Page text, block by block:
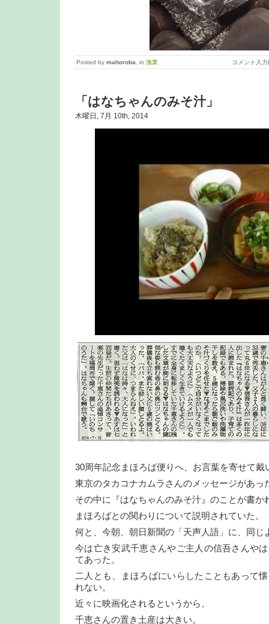
Posted by mahoroba , in 漁業 コメント入力
「はなちゃんのみそ汁」
木曜日, 7月 10th, 2014
30周年記念まほろば便りへ、お言葉を寄せて戴
東京のタカコナカムラさんのメッセージがあっ
その中に『はなちゃんのみそ汁』のことが書か
まほろばとの関わりについて説明されていた。
何と、今朝、朝日新聞の「天声人語」に、同じ
今は亡き安武千恵さんやご主人の信吾さんや
てあった。
二人とも、まほろばにいらしたこともあって
れない。
近々に映画化されるというから、
千恵さんの置き土産は大きい。